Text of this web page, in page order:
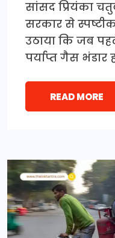
सांसद प्रियंका
सरकार से
उठाया कि जब
पर्याप्त गैस भंडार
READ MORE